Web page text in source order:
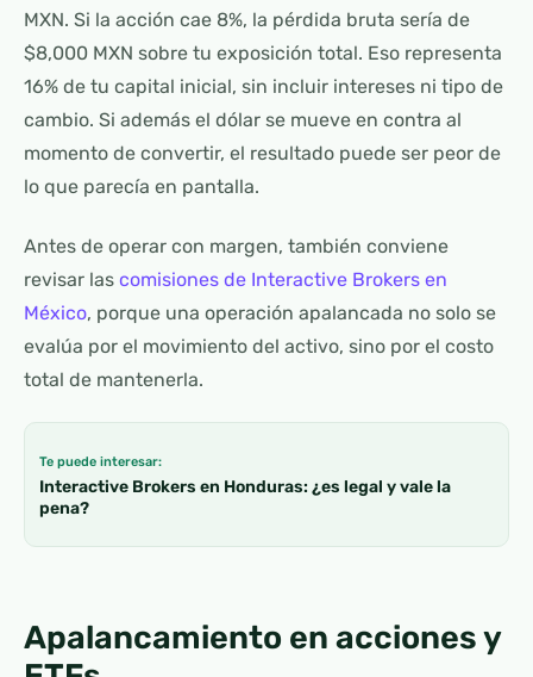
MXN. Si la acción cae 8%, la pérdida bruta sería de
$8,000 MXN sobre tu exposición total. Eso representa
16% de tu capital inicial, sin incluir intereses ni tipo de
cambio. Si además el dólar se mueve en contra al
momento de convertir, el resultado puede ser peor de
lo que parecía en pantalla.
Antes de operar con margen, también conviene
revisar las comisiones de Interactive Brokers en
México, porque una operación apalancada no solo se
evalúa por el movimiento del activo, sino por el costo
total de mantenerla.
Te puede interesar:
Interactive Brokers en Honduras: ¿es legal y vale la
pena?
Apalancamiento en acciones y